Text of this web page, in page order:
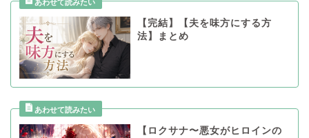
【完結】【夫を味方にする方
法】まとめ
【ロクサナ〜悪女がヒロインの